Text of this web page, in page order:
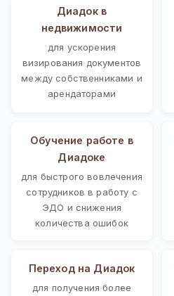
Диадок в
недвижимости
для ускорения
визирования документов
между собственниками и
арендаторами
Обучение работе в
Диадоке
для быстрого вовлечения
сотрудников в работу с
ЭДО и снижения
количества ошибок
Переход на Диадок
для получения более